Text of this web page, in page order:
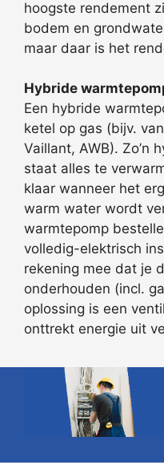
hoogste rendement
bodem en
maar daar is het
Hybride
Een hybride
ketel op gas (bijv.
Vaillant, AWB). Zo’n
staat alles te
klaar wanneer het
warm water wordt
warmtepomp
volledig-elektrisch
rekening mee dat je
onderhouden (incl.
oplossing is een
onttrekt energie uit